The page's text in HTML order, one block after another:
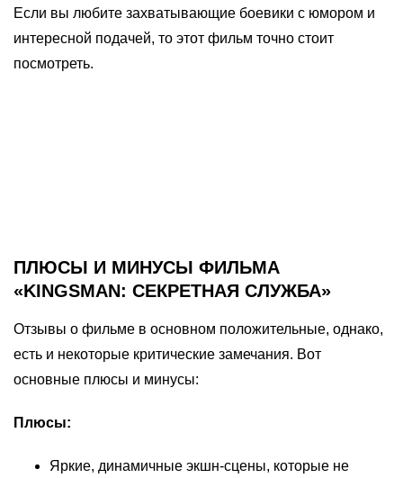
Если вы любите захватывающие боевики с юмором и
интересной подачей, то этот фильм точно стоит
посмотреть.
ПЛЮСЫ И МИНУСЫ ФИЛЬМА
«KINGSMAN: СЕКРЕТНАЯ СЛУЖБА»
Отзывы о фильме в основном положительные, однако,
есть и некоторые критические замечания. Вот
основные плюсы и минусы:
Плюсы:
Яркие, динамичные экшн-сцены, которые не